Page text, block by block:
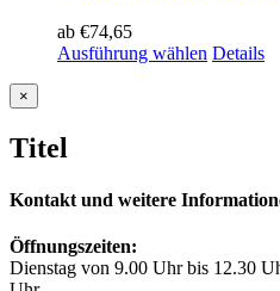
ab €74,65
Ausführung wählen Details
Close
product
view
×
Titel
Kontakt und weitere
Öffnungszeiten:
Dienstag von 9.00 Uhr bis 12.30